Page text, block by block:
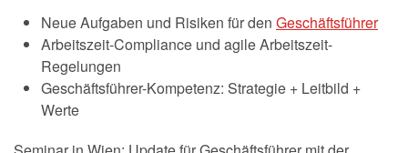
Neue Aufgaben und Risiken für den Geschäftsführer
Arbeitszeit-Compliance und agile Arbeitszeit-
Regelungen
Geschäftsführer-Kompetenz: Strategie + Leitbild +
Werte